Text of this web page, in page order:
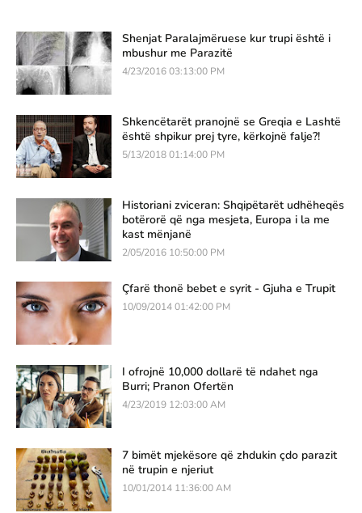
Shenjat Paralajmëruese kur trupi është i
mbushur me Parazitë
4/23/2016 03:13:00 PM
Shkencëtarët pranojnë se Greqia e Lashtë
është shpikur prej tyre, kërkojnë falje?!
5/13/2018 01:14:00 PM
Historiani zviceran: Shqipëtarët udhëheqës
botërorë që nga mesjeta, Europa i la me
kast mënjanë
2/05/2016 10:50:00 PM
Çfarë thonë bebet e syrit - Gjuha e Trupit
10/09/2014 01:42:00 PM
I ofrojnë 10,000 dollarë të ndahet nga
Burri; Pranon Ofertën
4/23/2019 12:03:00 AM
7 bimët mjekësore që zhdukin çdo parazit
në trupin e njeriut
10/01/2014 11:36:00 AM